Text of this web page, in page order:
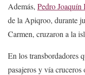
Además, Pedro Joaquín
de la Apiqroo, durante
Carmen, cruzaron a la
En los transbordadores
pasajeros y vía cruceros